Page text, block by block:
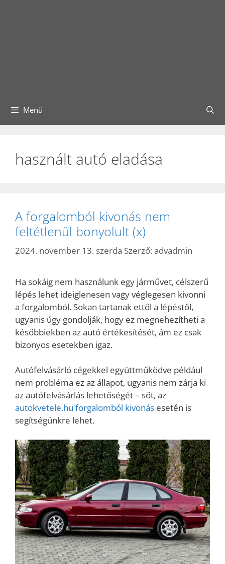
Menü
használt autó eladása
A forgalomból kivonás nem
feltétlenül bonyolult (x)
2024. november 13. szerda Szerző: advadmin
Ha sokáig nem használunk egy járművet, célszerű
lépés lehet ideiglenesen vagy véglegesen kivonni
a forgalomból. Sokan tartanak ettől a lépéstől,
ugyanis úgy gondolják, hogy ez megnehezítheti a
későbbiekben az autó értékesítését, ám ez csak
bizonyos esetekben igaz.
Autófelvásárló cégekkel együttműködve például
nem probléma ez az állapot, ugyanis nem zárja ki
az autófelvásárlás lehetőségét – sőt, az
autokvetele.hu forgalomból kivonás esetén is
segítségünkre lehet.